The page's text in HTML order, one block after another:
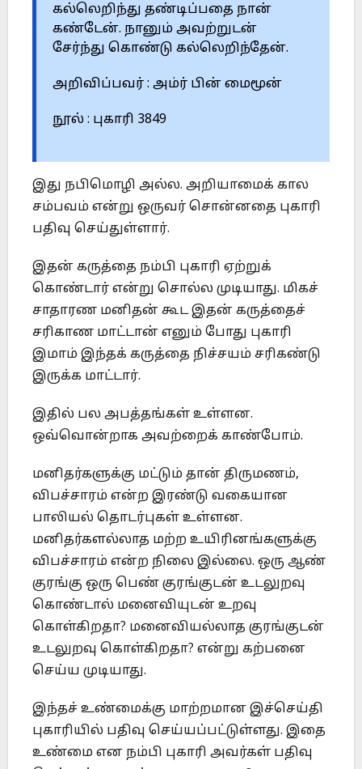
கல்லெறிந்து தண்டிப்பதை நான்
கண்டேன். நானும் அவற்றுடன்
சேர்ந்து கொண்டு கல்லெறிந்தேன்.
அறிவிப்பவர் : அம்ர் பின் மைமூன்
நூல் : புகாரி 3849
இது நபிமொழி அல்ல. அறியாமைக் கால
சம்பவம் என்று ஒருவர் சொன்னதை புகாரி
பதிவு செய்துள்ளார்.
இதன் கருத்தை நம்பி புகாரி ஏற்றுக்
கொண்டார் என்று சொல்ல முடியாது. மிகச்
சாதாரண மனிதன் கூட இதன் கருத்தைச்
சரிகாண மாட்டான் எனும் போது புகாரி
இமாம் இந்தக் கருத்தை நிச்சயம் சரிகண்டு
இருக்க மாட்டார்.
இதில் பல அபத்தங்கள் உள்ளன.
ஒவ்வொன்றாக அவற்றைக் காண்போம்.
மனிதர்களுக்கு மட்டும் தான் திருமணம்,
விபச்சாரம் என்ற இரண்டு வகையான
பாலியல் தொடர்புகள் உள்ளன.
மனிதர்களல்லாத மற்ற உயிரினங்களுக்கு
விபச்சாரம் என்ற நிலை இல்லை. ஒரு ஆண்
குரங்கு ஒரு பெண் குரங்குடன் உடலுறவு
கொண்டால் மனைவியுடன் உறவு
கொள்கிறதா? மனைவியல்லாத குரங்குடன்
உடலுறவு கொள்கிறதா? என்று கற்பனை
செய்ய முடியாது.
இந்தச் உண்மைக்கு மாற்றமான இச்செய்தி
புகாரியில் பதிவு செய்யப்பட்டுள்ளது. இதை
உண்மை என நம்பி புகாரி அவர்கள் பதிவு